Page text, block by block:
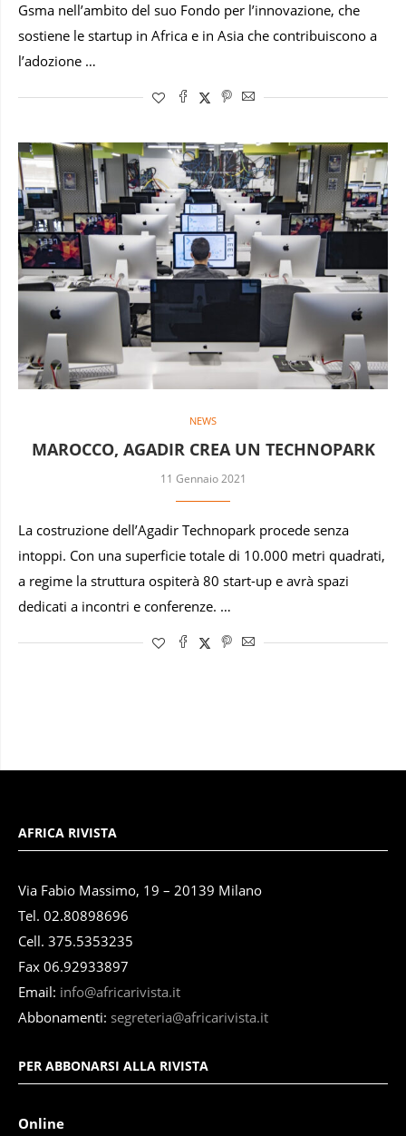
Gsma nell’ambito del suo Fondo per l’innovazione, che
sostiene le startup in Africa e in Asia che contribuiscono a
l’adozione …
NEWS
MAROCCO, AGADIR CREA UN TECHNOPARK
11 Gennaio 2021
La costruzione dell’Agadir Technopark procede senza
intoppi. Con una superficie totale di 10.000 metri quadrati,
a regime la struttura ospiterà 80 start-up e avrà spazi
dedicati a incontri e conferenze. …
AFRICA RIVISTA
Via Fabio Massimo, 19 – 20139 Milano
Tel. 02.80898696
Cell. 375.5353235
Fax 06.92933897
Email: info@africarivista.it
Abbonamenti: segreteria@africarivista.it
PER ABBONARSI ALLA RIVISTA
Online